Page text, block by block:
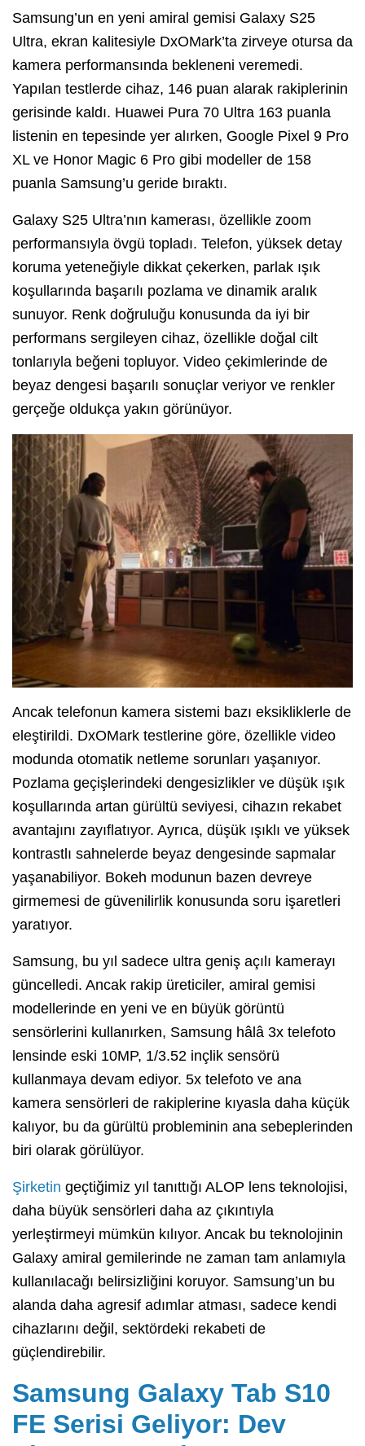
Samsung’un en yeni amiral gemisi Galaxy S25
Ultra, ekran kalitesiyle DxOMark’ta zirveye otursa da
kamera performansında bekleneni veremedi.
Yapılan testlerde cihaz, 146 puan alarak rakiplerinin
gerisinde kaldı. Huawei Pura 70 Ultra 163 puanla
listenin en tepesinde yer alırken, Google Pixel 9 Pro
XL ve Honor Magic 6 Pro gibi modeller de 158
puanla Samsung’u geride bıraktı.
Galaxy S25 Ultra’nın kamerası, özellikle zoom
performansıyla övgü topladı. Telefon, yüksek detay
koruma yeteneğiyle dikkat çekerken, parlak ışık
koşullarında başarılı pozlama ve dinamik aralık
sunuyor. Renk doğruluğu konusunda da iyi bir
performans sergileyen cihaz, özellikle doğal cilt
tonlarıyla beğeni topluyor. Video çekimlerinde de
beyaz dengesi başarılı sonuçlar veriyor ve renkler
gerçeğe oldukça yakın görünüyor.
Ancak telefonun kamera sistemi bazı eksikliklerle de
eleştirildi. DxOMark testlerine göre, özellikle video
modunda otomatik netleme sorunları yaşanıyor.
Pozlama geçişlerindeki dengesizlikler ve düşük ışık
koşullarında artan gürültü seviyesi, cihazın rekabet
avantajını zayıflatıyor. Ayrıca, düşük ışıklı ve yüksek
kontrastlı sahnelerde beyaz dengesinde sapmalar
yaşanabiliyor. Bokeh modunun bazen devreye
girmemesi de güvenilirlik konusunda soru işaretleri
yaratıyor.
Samsung, bu yıl sadece ultra geniş açılı kamerayı
güncelledi. Ancak rakip üreticiler, amiral gemisi
modellerinde en yeni ve en büyük görüntü
sensörlerini kullanırken, Samsung hâlâ 3x telefoto
lensinde eski 10MP, 1/3.52 inçlik sensörü
kullanmaya devam ediyor. 5x telefoto ve ana
kamera sensörleri de rakiplerine kıyasla daha küçük
kalıyor, bu da gürültü probleminin ana sebeplerinden
biri olarak görülüyor.
Şirketin geçtiğimiz yıl tanıttığı ALOP lens teknolojisi,
daha büyük sensörleri daha az çıkıntıyla
yerleştirmeyi mümkün kılıyor. Ancak bu teknolojinin
Galaxy amiral gemilerinde ne zaman tam anlamıyla
kullanılacağı belirsizliğini koruyor. Samsung’un bu
alanda daha agresif adımlar atması, sadece kendi
cihazlarını değil, sektördeki rekabeti de
güçlendirebilir.
Samsung Galaxy Tab S10
FE Serisi Geliyor: Dev